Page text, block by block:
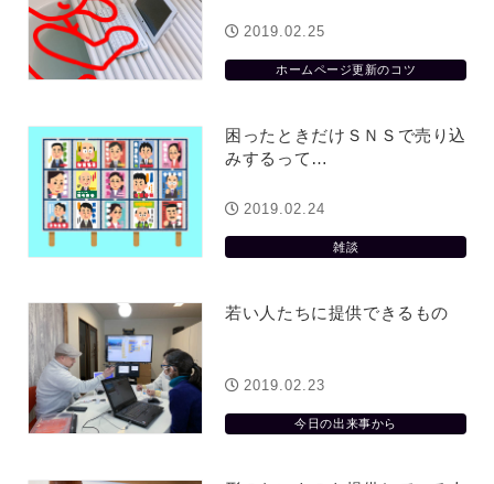
ホームページ更新のコツ
2019.02.25
困ったときだけＳＮＳで売り込
みするって…
雑談
2019.02.24
若い人たちに提供できるもの
今日の出来事から
2019.02.23